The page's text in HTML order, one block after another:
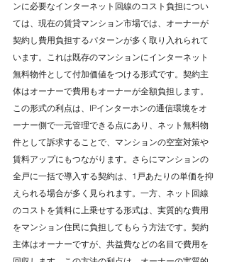
ンに必要なインターネット回線のコスト負担につい
ては、現在の賃貸マンション市場では、オーナーが
契約し費用負担するパターンが多く取り入れられて
います。これは既存のマンションにインターネット
無料物件として付加価値をつける形式です。契約主
体はオーナーで費用もオーナーが全額負担します。
この形式の利点は、IPインターホンの通信環境をオ
ーナー側で一元管理できる点にあり、ネット無料物
件として訴求することで、マンションの空室対策や
賃料アップにもつながります。さらにマンションの
全戸に一括で導入する契約は、1戸あたりの単価を抑
えられる場合が多く見られます。一方、ネット回線
のコストを賃料に上乗せする形式は、実質的な費用
をマンション住民に負担してもらう方法です。契約
主体はオーナーですが、共益費などの名目で費用を